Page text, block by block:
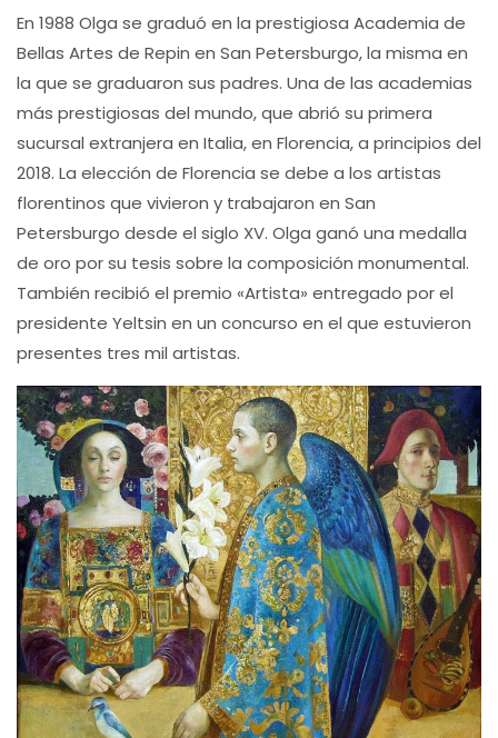
En 1988 Olga se graduó en la prestigiosa Academia de
Bellas Artes de Repin en San Petersburgo, la misma en
la que se graduaron sus padres. Una de las academias
más prestigiosas del mundo, que abrió su primera
sucursal extranjera en Italia, en Florencia, a principios del
2018. La elección de Florencia se debe a los artistas
florentinos que vivieron y trabajaron en San
Petersburgo desde el siglo XV. Olga ganó una medalla
de oro por su tesis sobre la composición monumental.
También recibió el premio «Artista» entregado por el
presidente Yeltsin en un concurso en el que estuvieron
presentes tres mil artistas.